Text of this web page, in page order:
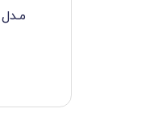
مـدل DS-2CE10DF0T-F